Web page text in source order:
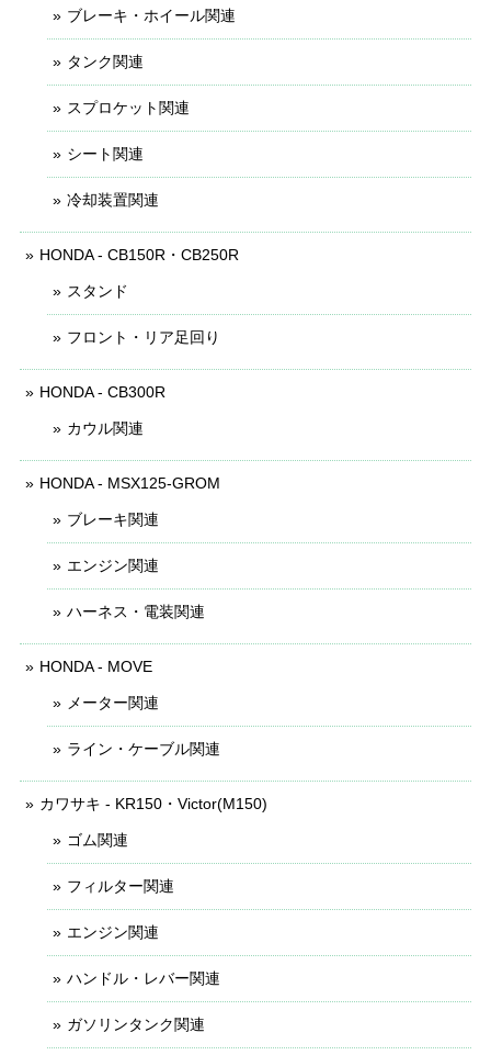
ブレーキ・ホイール関連
タンク関連
スプロケット関連
シート関連
冷却装置関連
HONDA - CB150R・CB250R
スタンド
フロント・リア足回り
HONDA - CB300R
カウル関連
HONDA - MSX125-GROM
ブレーキ関連
エンジン関連
ハーネス・電装関連
HONDA - MOVE
メーター関連
ライン・ケーブル関連
カワサキ - KR150・Victor(M150)
ゴム関連
フィルター関連
エンジン関連
ハンドル・レバー関連
ガソリンタンク関連